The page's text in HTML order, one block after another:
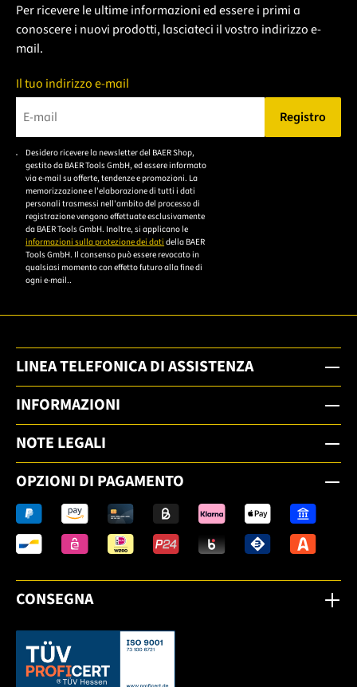
Per ricevere le ultime informazioni ed essere i primi a
conoscere i nuovi prodotti, lasciateci il vostro indirizzo e-
mail.
Il tuo indirizzo e-mail
Bitte geben Sie eine gültige E-Mail-Adresse ein.
Registro
Desidero ricevere la newsletter del BAER Shop,
gestito da BAER Tools GmbH, ed essere informato
via e-mail su offerte, tendenze e promozioni. La
memorizzazione e l'elaborazione di tutti i dati
personali trasmessi nell'ambito del processo di
registrazione vengono effettuate esclusivamente
da BAER Tools GmbH. Inoltre, si applicano le
informazioni sulla protezione dei dati della BAER
Tools GmbH. Il consenso può essere revocato in
qualsiasi momento con effetto futuro alla fine di
ogni e-mail..
LINEA TELEFONICA DI ASSISTENZA
INFORMAZIONI
NOTE LEGALI
OPZIONI DI PAGAMENTO
CONSEGNA
Dieser Link öffnet sich in einem neuen Tab.